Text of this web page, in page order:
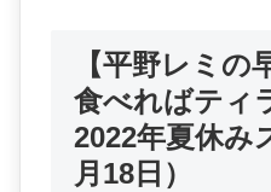
【平野レミの
食べればティ
2022年夏休み
月18日）